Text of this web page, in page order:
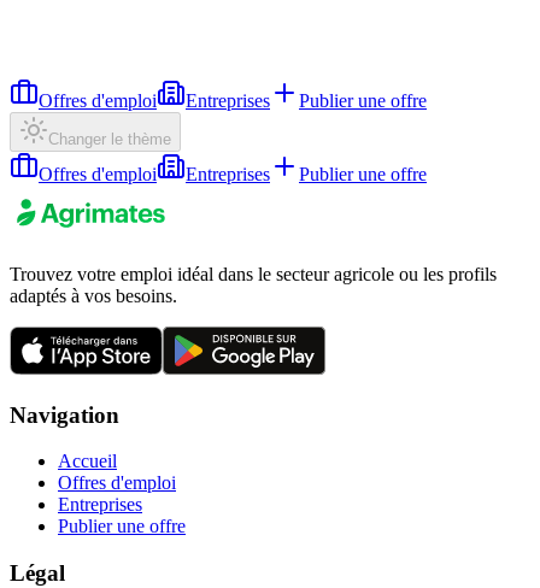
Offres d'emploi Entreprises Publier une offre
Changer le thème
Offres d'emploi Entreprises Publier une offre
Trouvez votre emploi idéal dans le secteur agricole ou les profils
adaptés à vos besoins.
Navigation
Accueil
Offres d'emploi
Entreprises
Publier une offre
Légal